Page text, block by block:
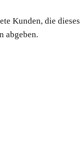
Kunden, die
abgeben.